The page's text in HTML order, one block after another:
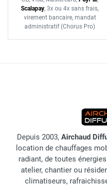
Scalapay, 3x ou 4x sans frais,
virement bancaire, mandat
administratif (Chorus Pro)
Depuis 2003, Airchaud
location de chauffages
radiant, de toutes
atelier, chantier ou
climatiseurs,